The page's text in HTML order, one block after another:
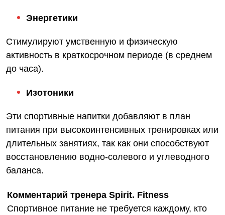
Энергетики
Стимулируют умственную и физическую
активность в краткосрочном периоде (в среднем
до часа).
Изотоники
Эти спортивные напитки добавляют в план
питания при высокоинтенсивных тренировках или
длительных занятиях, так как они способствуют
восстановлению водно-солевого и углеводного
баланса.
Комментарий тренера Spirit. Fitness
Спортивное питание не требуется каждому, кто